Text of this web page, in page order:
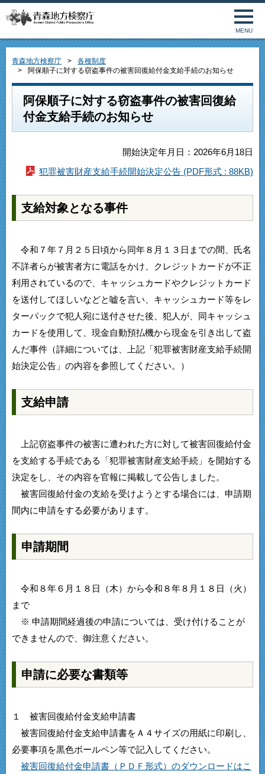
MENU
青森地方検察庁
各種制度
阿保順子に対する窃盗事件の被害回復給付金支給手続のお知らせ
阿保順子に対する窃盗事件の被害回復給
付金支給手続のお知らせ
開始決定年月日：2026年6月18日
犯罪被害財産支給手続開始決定公告 (PDF形式 : 88KB)
支給対象となる事件
令和７年７月２５日頃から同年８月１３日までの間、氏名
不詳者らが被害者方に電話をかけ、クレジットカードが不正
利用されているので、キャッシュカードやクレジットカード
を送付してほしいなどと嘘を言い、キャッシュカード等をレ
ターパックで犯人宛に送付させた後、犯人が、同キャッシュ
カードを使用して、現金自動預払機から現金を引き出して盗
んだ事件（詳細については、上記「犯罪被害財産支給手続開
始決定公告」の内容を参照してください。）
支給申請
上記窃盗事件の被害に遭われた方に対して被害回復給付金
を支給する手続である「犯罪被害財産支給手続」を開始する
決定をし、その内容を官報に掲載して公告しました。
被害回復給付金の支給を受けようとする場合には、申請期
間内に申請をする必要があります。
申請期間
令和８年６月１８日（木）から令和８年８月１８日（火）
まで
※ 申請期間経過後の申請については、受け付けることが
できませんので、御注意ください。
申請に必要な書類等
１ 被害回復給付金支給申請書
被害回復給付金支給申請書をＡ４サイズの用紙に印刷し、
必要事項を黒色ボールペン等で記入してください。
被害回復給付金申請書（ＰＤＦ形式）のダウンロードはこ